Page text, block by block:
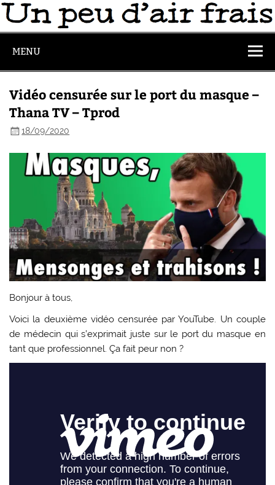
MENU
Vidéo censurée sur le port du masque –
Thana TV – Tprod
18/09/2020
Bonjour à tous,
Voici la deuxième vidéo censurée par YouTube. Un couple
de médecin qui s’exprimait juste sur le port du masque en
tant que professionnel. Ça fait peur non ?